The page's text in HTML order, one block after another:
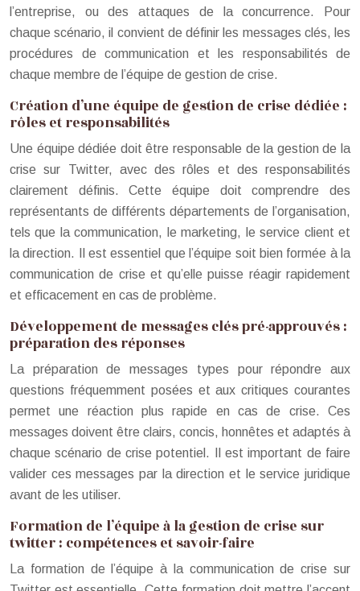
l’entreprise, ou des attaques de la concurrence. Pour
chaque scénario, il convient de définir les messages clés, les
procédures de communication et les responsabilités de
chaque membre de l’équipe de gestion de crise.
Création d’une équipe de gestion de crise dédiée :
rôles et responsabilités
Une équipe dédiée doit être responsable de la gestion de la
crise sur Twitter, avec des rôles et des responsabilités
clairement définis. Cette équipe doit comprendre des
représentants de différents départements de l’organisation,
tels que la communication, le marketing, le service client et
la direction. Il est essentiel que l’équipe soit bien formée à la
communication de crise et qu’elle puisse réagir rapidement
et efficacement en cas de problème.
Développement de messages clés pré-approuvés :
préparation des réponses
La préparation de messages types pour répondre aux
questions fréquemment posées et aux critiques courantes
permet une réaction plus rapide en cas de crise. Ces
messages doivent être clairs, concis, honnêtes et adaptés à
chaque scénario de crise potentiel. Il est important de faire
valider ces messages par la direction et le service juridique
avant de les utiliser.
Formation de l’équipe à la gestion de crise sur
twitter : compétences et savoir-faire
La formation de l’équipe à la communication de crise sur